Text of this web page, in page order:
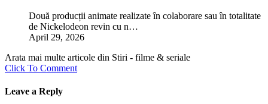
Două producții animate realizate în colaborare sau în totalitate
de Nickelodeon revin cu n…
April 29, 2026
Arata mai multe articole din Stiri - filme & seriale
Click To Comment
Leave a Reply